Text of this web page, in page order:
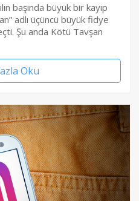
başında büyük bir kayıp
adlı üçüncü büyük fidye
Şu anda Kötü Tavşan
Oku